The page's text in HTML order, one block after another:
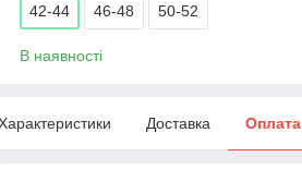
42-44 46-48 50-52
В наявності
Доставка Оплата